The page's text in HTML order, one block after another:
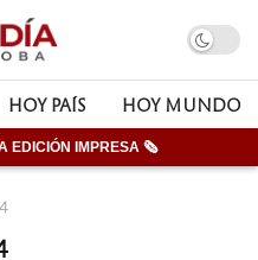
HOY PAÍS HOY MUNDO
EDICIÓN IMPRESA 🗞